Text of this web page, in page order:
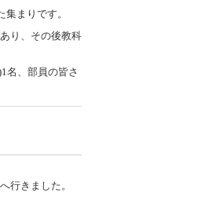
まりです。
り、その後教科
名、部員の皆さ
へ行きました。